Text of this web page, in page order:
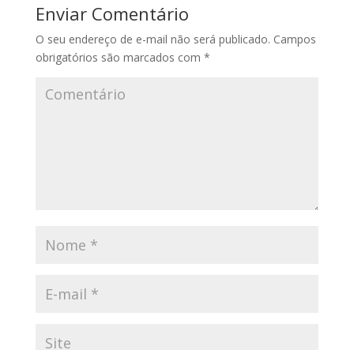
Enviar Comentário
O seu endereço de e-mail não será publicado. Campos
obrigatórios são marcados com *